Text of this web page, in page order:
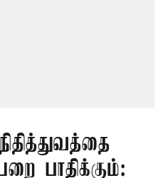
பாதிக்கும்: